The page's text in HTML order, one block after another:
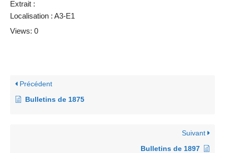
Extrait :
Localisation : A3-E1
Views: 0
Précédent
Bulletins de 1875
Suivant
Bulletins de 1897